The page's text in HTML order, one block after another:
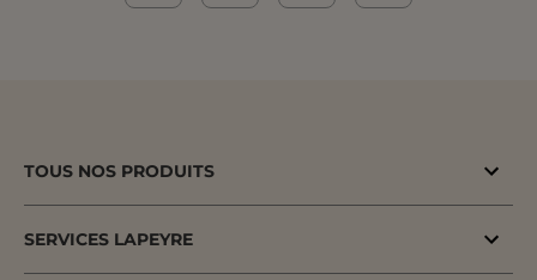
TOUS NOS PRODUITS
SERVICES LAPEYRE